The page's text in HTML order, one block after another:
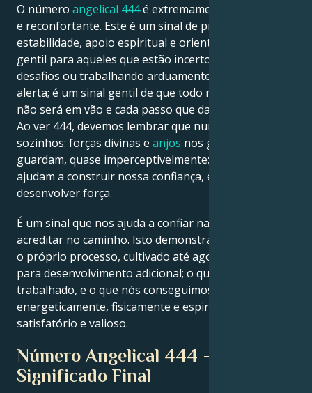
O número angelical 444é extremamente auspicioso
e reconfortante. Este é um sinal de proteção,
estabilidade, apoio espiritual e orientação. É um sinal
gentil para aqueles que estão incertos, enfrentando
desafios ou trabalhando arduamente. Não é um
alerta; é um sinal gentil de que todo nosso esforço
não será em vão e cada passo que damos é apoiado.
Ao ver 444, devemos lembrar que nunca estamos
sozinhos: forças divinas e anjos nos guiam e
guardam, quase imperceptivelmente; eles nos
ajudam a construir nossa confiança, enraizar o foco e
desenvolver força.
É um sinal que nos ajuda a confiar na jornada e
acreditar no caminho. Isto demonstra satisfação com
o próprio processo, cultivado até agora, e espaço
para desenvolvimento adicional; o que temos
trabalhado, e o que nós conseguimos, é
energeticamente, fisicamente e espiritualmente
satisfatório e valioso.
Número Angelical 444 –
Significado Final